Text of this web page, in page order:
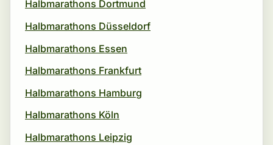
Halbmarathons Dortmund
Halbmarathons Düsseldorf
Halbmarathons Essen
Halbmarathons Frankfurt
Halbmarathons Hamburg
Halbmarathons Köln
Halbmarathons Leipzig